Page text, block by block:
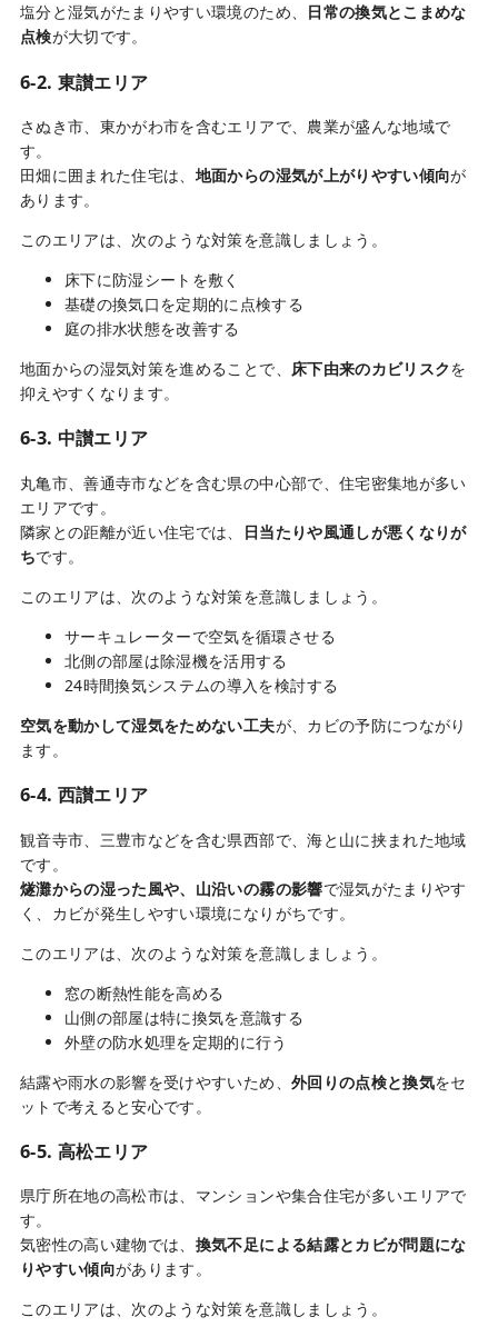
塩分と湿気がたまりやすい環境のため、 日常の換気とこまめな
点検が大切です。
6-2. 東讃エリア
さぬき市、東かがわ市を含むエリアで、農業が盛んな地域で
す。
田畑に囲まれた住宅は、 地面からの湿気が上がりやすい傾向が
あります。
このエリアは、次のような対策を意識しましょう。
床下に防湿シートを敷く
基礎の換気口を定期的に点検する
庭の排水状態を改善する
地面からの湿気対策を進めることで、 床下由来のカビリスクを
抑えやすくなります。
6-3. 中讃エリア
丸亀市、善通寺市などを含む県の中心部で、住宅密集地が多い
エリアです。
隣家との距離が近い住宅では、
日当たりや風通しが悪くなりが
ちです。
このエリアは、次のような対策を意識しましょう。
サーキュレーターで空気を循環させる
北側の部屋は除湿機を活用する
24時間換気システムの導入を検討する
空気を動かして湿気をためない工夫が、カビの予防につながり
ます。
6-4. 西讃エリア
観音寺市、三豊市などを含む県西部で、海と山に挟まれた地域
です。
燧灘からの湿った風や、山沿いの霧の影響で湿気がたまりやす
く、カビが発生しやすい環境になりがちです。
このエリアは、次のような対策を意識しましょう。
窓の断熱性能を高める
山側の部屋は特に換気を意識する
外壁の防水処理を定期的に行う
結露や雨水の影響を受けやすいため、 外回りの点検と換気をセ
ットで考えると安心です。
6-5. 高松エリア
県庁所在地の高松市は、マンションや集合住宅が多いエリアで
す。
気密性の高い建物では、 換気不足による結露とカビが問題にな
りやすい傾向があります。
このエリアは、次のような対策を意識しましょう。